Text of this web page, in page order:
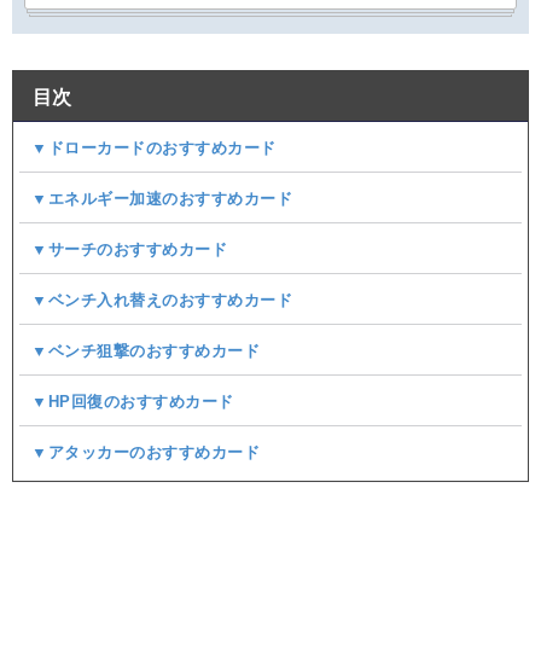
目次
▼ドローカードのおすすめカード
▼エネルギー加速のおすすめカード
▼サーチのおすすめカード
▼ベンチ入れ替えのおすすめカード
▼ベンチ狙撃のおすすめカード
▼HP回復のおすすめカード
▼アタッカーのおすすめカード